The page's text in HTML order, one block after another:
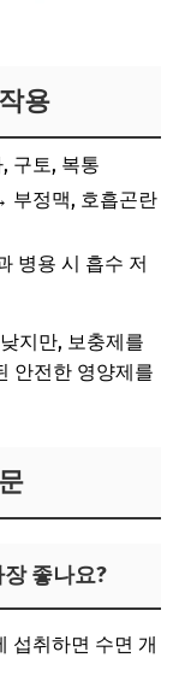
용
구토, 복통
부정맥, 호흡곤란
병용 시 흡수 저
지만, 보충제를
안전한 영양제를
좋나요?
섭취하면 수면 개